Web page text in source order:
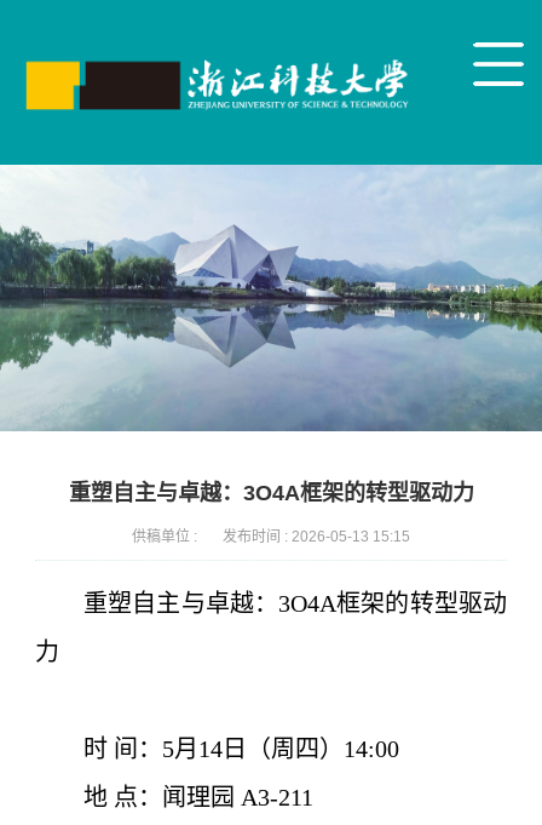
重塑自主与卓越：3O4A框架的转型驱动力
供稿单位 : 发布时间 : 2026-05-13 15:15
重塑自主与卓越：3O4A框架的转型驱动
力
时 间：5月14日（周四）14:00
地 点：闻理园 A3-211